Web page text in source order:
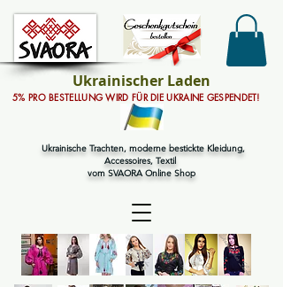
Ukrainische Trachten, moderne bestickte Kleidung,
Accessoires, Textil
vom SVAORA Online Shop
5% PRO BESTELLUNG WIRD FÜR DIE UKRAINE GESPENDET!
Ukrainischer Laden